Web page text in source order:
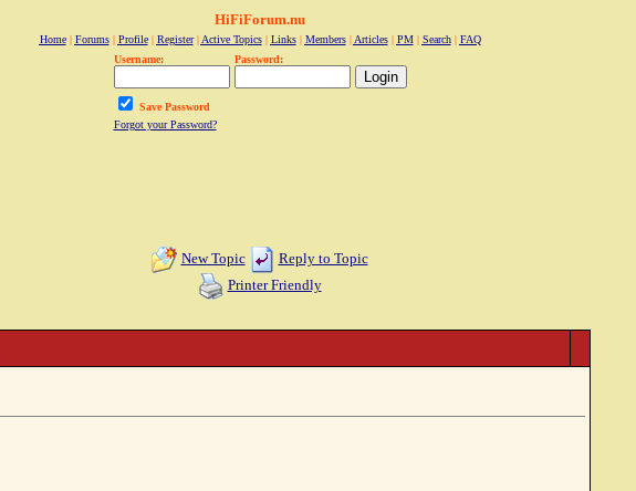
HiFiForum.nu
Home| Forums| Profile| Register| Active Topics| Links| Members| Articles| PM| Search| FAQ
Username:
Password:
Save Password
Forgot your Password?
New Topic
Reply to Topic
Printer Friendly